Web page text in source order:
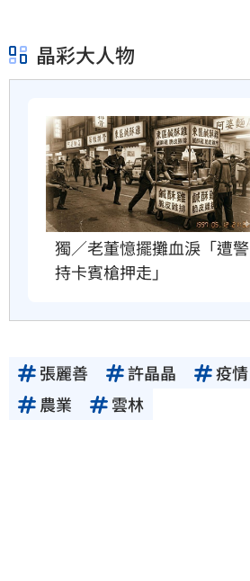
晶彩大人物
獨／老董憶擺攤血淚「遭警
持卡賓槍押走」
張麗善 許晶晶 疫情
農業
雲林